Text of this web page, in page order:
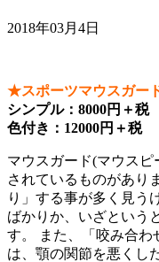
2018年03月4日
★スポーツマウスガー
シンプル：8000円＋税
色付き：12000円＋税
マウスガード(マウス
されているものがあり
り」する事が多く見う
ばかりか、いざという
す。 また、「咬み合わ
は、顎の関節を悪くし